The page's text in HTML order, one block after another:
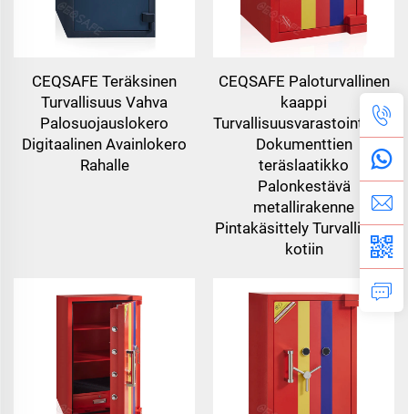
CEQSAFE Teräksinen
Turvallisuus Vahva
Palosuojauslokero
Digitaalinen Avainlokero
Rahalle
CEQSAFE Paloturvallinen
kaappi
Dokumenttien
teräslaatikko
Palonkestävä
metallirakenne
Pintakäsittely Turvallisuus
kotiin